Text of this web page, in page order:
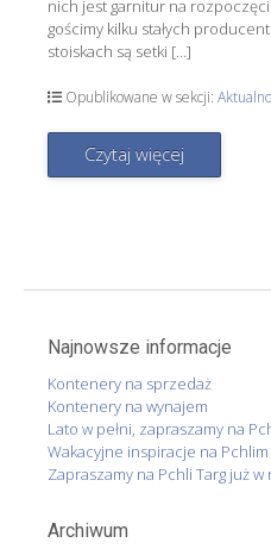
nich jest garnitur na
gościmy kilku stałych
stoiskach są setki […]
Opublikowane w sekcji:
Czytaj więcej
Najnowsze informacje
Kontenery na sprzedaż
Kontenery na wynajem
Lato w pełni, zapraszamy na
Wakacyjne inspiracje na Pchlim
Zapraszamy na Pchli Targ już
Archiwum